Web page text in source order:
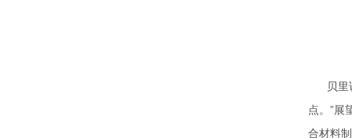
贝里说
点。”展
合材料